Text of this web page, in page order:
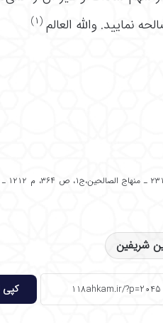
نمایید. والله العالم(۱)
شریفین
کپی